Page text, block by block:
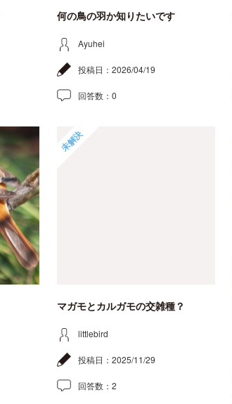
何の鳥の羽か知りたいです
Ayuhei
投稿日： 2026/04/19
回答数： 0
未解決
マガモとカルガモの交雑種？
littlebird
投稿日： 2025/11/29
回答数： 2